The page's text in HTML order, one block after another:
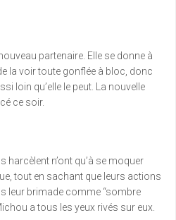
partenaire. Elle se donne à
la voir toute gonflée à bloc, donc
loin qu’elle le peut. La nouvelle
ce soir.
harcèlent n’ont qu’à se moquer
tout en sachant que leurs actions
leur brimade comme “sombre
a tous les yeux rivés sur eux.